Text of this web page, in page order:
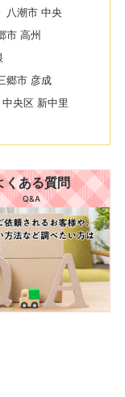
八潮市 中央
市 高州
郷市 彦成
央区 新中里
くある質問
Q&A